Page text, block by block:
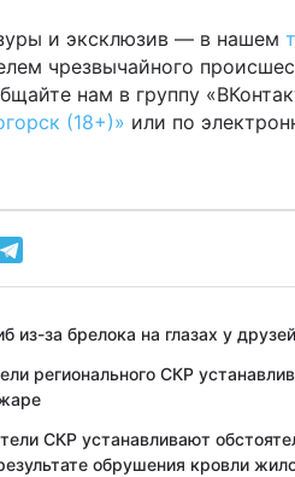
и эксклюзив — в нашем
чрезвычайного
нам в группу
(18+)» или по
из-за брелока на глазах у друзей
регионального СКР
СКР устанавливают
обрушения кровли